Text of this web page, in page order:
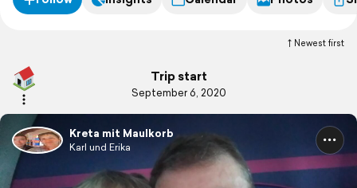
Newest first
Trip start
September 6, 2020
Kreta mit Maulkorb
Karl und Erika